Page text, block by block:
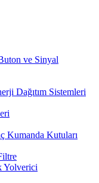
ve Sinyal
Dağıtım Sistemleri
Kumanda Kutuları
Yolverici